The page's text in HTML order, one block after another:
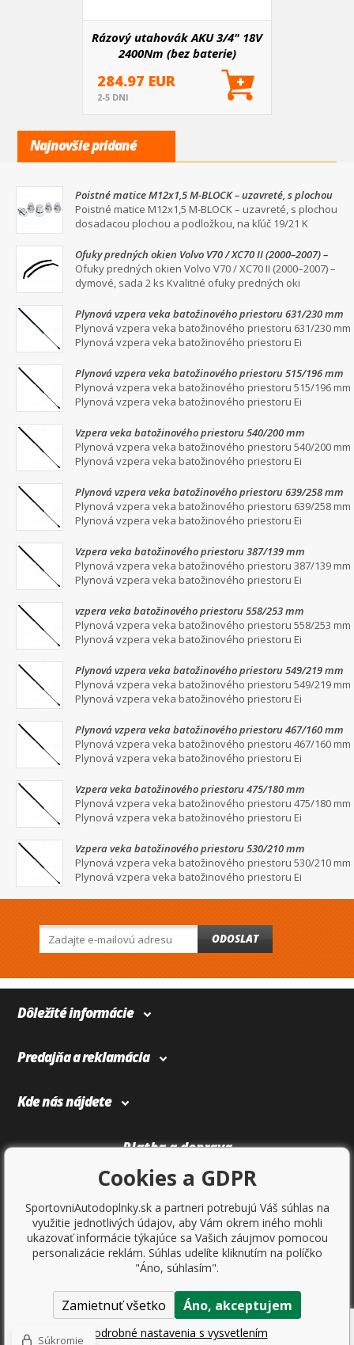
Rázový utahovák AKU 3/4" 18V
2400Nm (bez baterie)
284.97 EUR
2-5 DNI
Najnovšie pridané
Poistné matice M12x1,5 M-BLOCK – uzavreté, s plochou
dosadacou plochou a podložkou, na kľúč 19/21
Poistné matice M12x1,5 M-BLOCK – uzavreté, s plochou
dosadacou plochou a podložkou, na kľúč 19/21 K
Ofuky predných okien Volvo V70 / XC70 II (2000–2007) –
dymové, sada 2 ks
Ofuky predných okien Volvo V70 / XC70 II (2000–2007) –
dymové, sada 2 ks Kvalitné ofuky predných oki
Plynová vzpera veka batožinového priestoru 631/230 mm
Plynová vzpera veka batožinového priestoru 631/230 mm
Plynová vzpera veka batožinového priestoru Ei
Plynová vzpera veka batožinového priestoru 515/196 mm
Plynová vzpera veka batožinového priestoru 515/196 mm
Plynová vzpera veka batožinového priestoru Ei
Vzpera veka batožinového priestoru 540/200 mm
Plynová vzpera veka batožinového priestoru 540/200 mm
Plynová vzpera veka batožinového priestoru Ei
Plynová vzpera veka batožinového priestoru 639/258 mm
Plynová vzpera veka batožinového priestoru 639/258 mm
Plynová vzpera veka batožinového priestoru Ei
Vzpera veka batožinového priestoru 387/139 mm
Plynová vzpera veka batožinového priestoru 387/139 mm
Plynová vzpera veka batožinového priestoru Ei
vzpera veka batožinového priestoru 558/253 mm
Plynová vzpera veka batožinového priestoru 558/253 mm
Plynová vzpera veka batožinového priestoru Ei
Plynová vzpera veka batožinového priestoru 549/219 mm
Plynová vzpera veka batožinového priestoru 549/219 mm
Plynová vzpera veka batožinového priestoru Ei
Plynová vzpera veka batožinového priestoru 467/160 mm
Plynová vzpera veka batožinového priestoru 467/160 mm
Plynová vzpera veka batožinového priestoru Ei
Vzpera veka batožinového priestoru 475/180 mm
Plynová vzpera veka batožinového priestoru 475/180 mm
Plynová vzpera veka batožinového priestoru Ei
Vzpera veka batožinového priestoru 530/210 mm
Plynová vzpera veka batožinového priestoru 530/210 mm
Plynová vzpera veka batožinového priestoru Ei
ODOSLAT
Dôležité informácie
Predajňa a reklamácia
Kde nás nájdete
Platba a doprava
Copyright © 2017Sportovniautodoplnky.cz- Tuning shop, športové
autodoplnky, tuning auta. Všetky práva vyhradené.
Cookies a GDPR
SportovniAutodoplnky.sk a partneri potrebujú Váš súhlas na
využitie jednotlivých údajov, aby Vám okrem iného mohli
ukazovať informácie týkajúce sa Vašich záujmov pomocou
personalizácie reklám. Súhlas udelíte kliknutím na políčko
"Áno, súhlasím".
Zamietnuť všetko Áno, akceptujem
Podrobné nastavenia s vysvetlením
Súkromie